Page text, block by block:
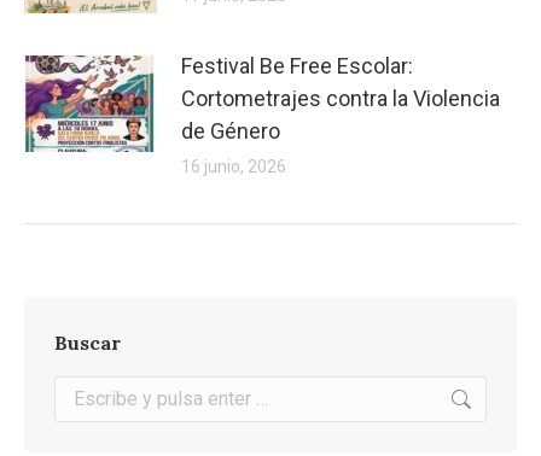
Festival Be Free Escolar:
Cortometrajes contra la Violencia
de Género
16 junio, 2026
Buscar
Buscar: